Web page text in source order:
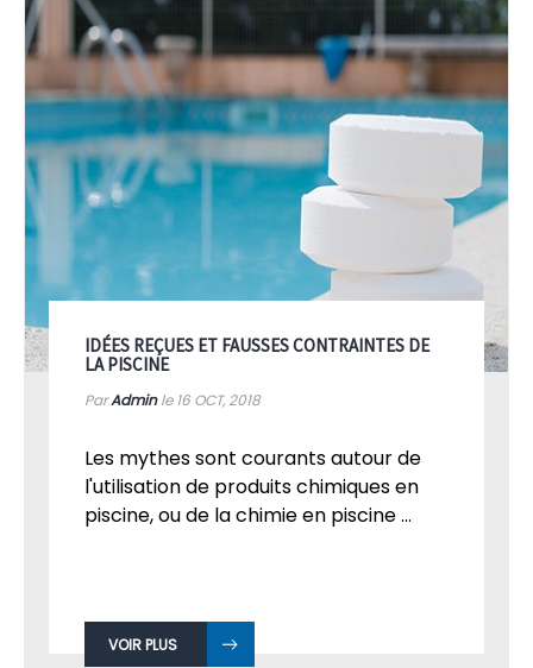
IDÉES REÇUES ET FAUSSES CONTRAINTES DE
LA PISCINE
ParAdminle 16 OCT, 2018
Les mythes sont courants autour de
l'utilisation de produits chimiques en
piscine, ou de la chimie en piscine ...
VOIR PLUS